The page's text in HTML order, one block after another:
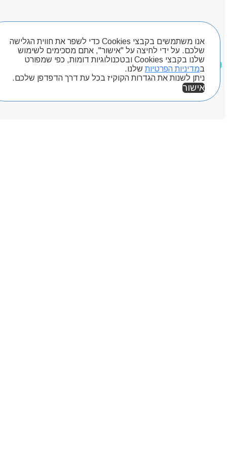
אנו משתמשים בקבצי Cookies כדי לשפר את חווית הגלישה
שלכם. על ידי לחיצה על "אישור", אתם מסכימים לשימוש
שלנו בקבצי Cookies ובטכנולוגיות דומות, כפי שמפורט
במדיניות הפרטיות שלנו.
ניתן לשנות את הגדרות הקוקיז בכל עת דרך הדפדפן שלכם.
אישור
חיפוש מוצרים
מוצרים שאהבתי
יצירת קשר
Byou